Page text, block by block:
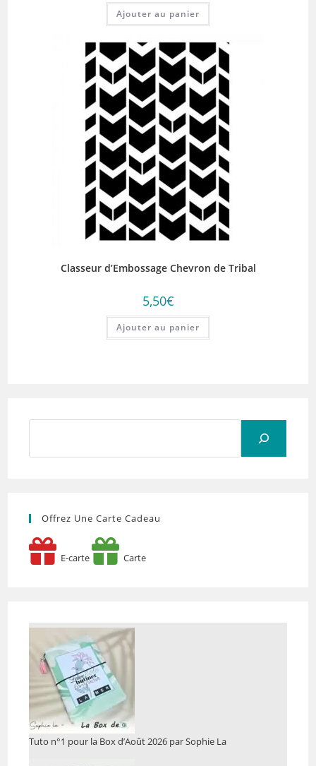
Ajouter au panier
Classeur d’Embossage Chevron de Tribal
5,50€
Ajouter au panier
Offrez Une Carte Cadeau
E-carte Carte
Tuto n°1 pour la Box d’Août 2026 par Sophie La